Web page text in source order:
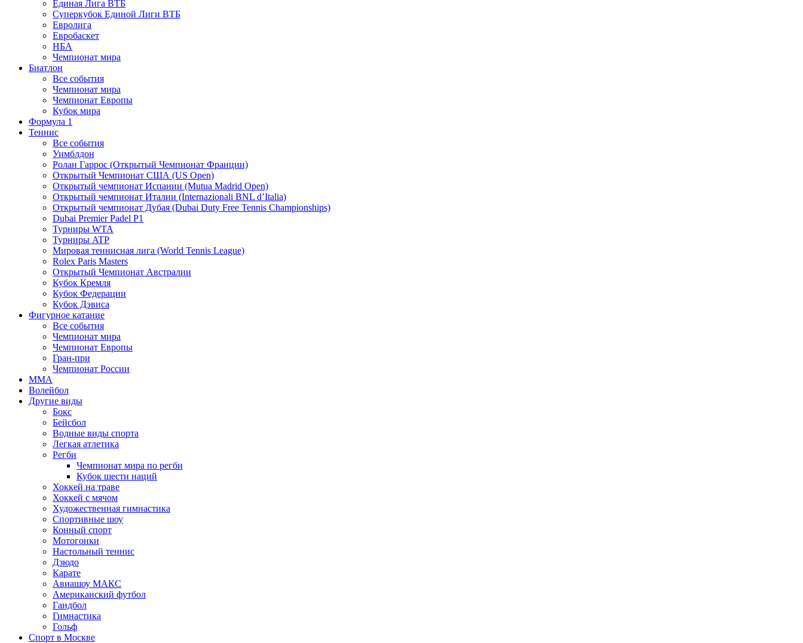
Единая Лига ВТБ
Суперкубок Единой Лиги ВТБ
Евролига
Евробаскет
НБА
Чемпионат мира
Биатлон
Все события
Чемпионат мира
Чемпионат Европы
Кубок мира
Формула 1
Теннис
Все события
Уимблдон
Ролан Гаррос (Открытый Чемпионат Франции)
Открытый Чемпионат США (US Open)
Открытый чемпионат Испании (Mutua Madrid Open)
Открытый чемпионат Италии (Internazionali BNL d’Italia)
Открытый чемпионат Дубая (Dubai Duty Free Tennis Championships)
Dubai Premier Padel P1
Турниры WTA
Турниры ATP
Мировая теннисная лига (World Tennis League)
Rolex Paris Masters
Открытый Чемпионат Австралии
Кубок Кремля
Кубок Федерации
Кубок Дэвиса
Фигурное катание
Все события
Чемпионат мира
Чемпионат Европы
Гран-при
Чемпионат России
MMA
Волейбол
Другие виды
Бокс
Бейсбол
Водные виды спорта
Легкая атлетика
Регби
Чемпионат мира по регби
Кубок шести наций
Хоккей на траве
Хоккей с мячом
Художественная гимнастика
Спортивные шоу
Конный спорт
Мотогонки
Настольный теннис
Дзюдо
Карате
Авиашоу МАКС
Американский футбол
Гандбол
Гимнастика
Гольф
Спорт в Москве